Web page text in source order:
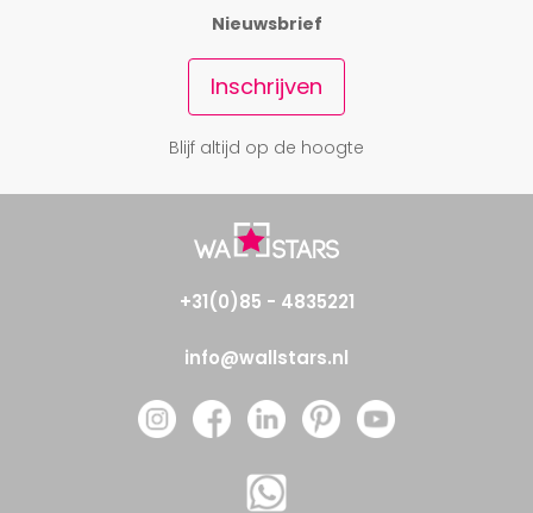
Nieuwsbrief
Inschrijven
Blijf altijd op de hoogte
+31(0)85 - 4835221
info@wallstars.nl